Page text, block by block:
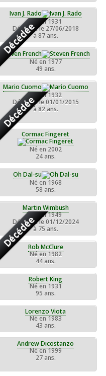
Ivan J. Rado
DécédéeNé en 1931
Décédée le 27/06/2018
à 87 ans.
Steven French
Né en 1977
49 ans.
Mario Cuomo
DécédéeNé en 1932
Décédée le 01/01/2015
à 82 ans.
Cormac Fingeret
Né en 2002
24 ans.
Oh Dal-su
Né en 1968
58 ans.
Martin Wimbush
DécédéeNé en 1949
Décédée le 01/12/2024
à 75 ans.
Rob McClure
Né en 1982
44 ans.
Robert King
Né en 1931
95 ans.
Lorenzo Viota
Né en 1983
43 ans.
Andrew Dicostanzo
Né en 1999
27 ans.